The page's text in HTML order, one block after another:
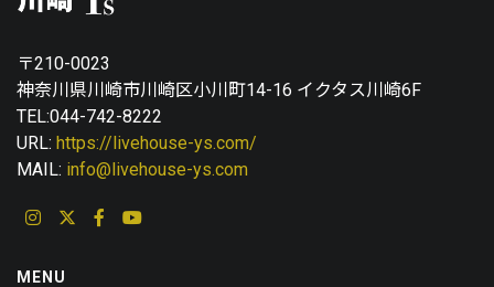
〒210-0023
神奈川県川崎市川崎区小川町14-16 イクタス川崎6F
TEL:044-742-8222
URL: https://livehouse-ys.com/
MAIL: info@livehouse-ys.com
MENU